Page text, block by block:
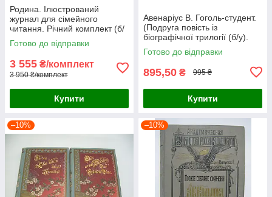
Родина. Ілюстрований
журнал для сімейного
читання. Річний комплект (б/
у).
Готово до відправки
3 555 ₴/комплект
3 950 ₴/комплект
Купити
Авенаріус В. Гоголь-студент.
(Подруга повість із
біографічної трилогії (б/у).
Готово до відправки
895,50 ₴ 995 ₴
Купити
–10% –10%